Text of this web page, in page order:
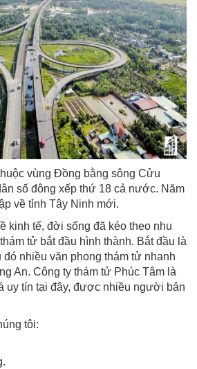
vùng Đồng bằng sông Cửu
số đông xếp thứ 18 cả nước. Năm
về tỉnh Tây Ninh mới.
kinh tế, đời sống đã kéo theo nhu
tử bắt đầu hình thành. Bắt đầu là
đó nhiều văn phong thám tử nhanh
An. Công ty thám tử Phúc Tâm là
uy tín tại đây, được nhiều người bản
tôi: